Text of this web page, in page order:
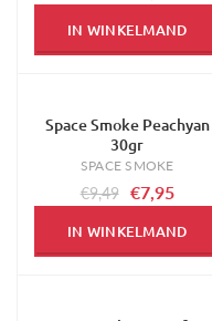
IN WINKELMAND
-16%
Space Smoke Peachyan
30gr
SPACE SMOKE
€9,49 €7,95
IN WINKELMAND